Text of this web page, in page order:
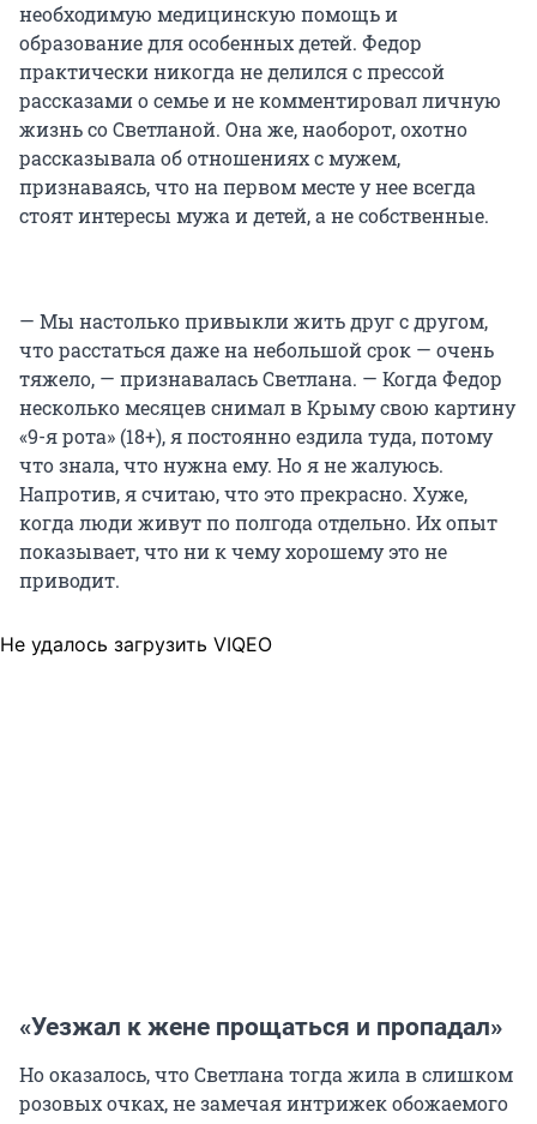
необходимую медицинскую помощь и
образование для особенных детей. Федор
практически никогда не делился с прессой
рассказами о семье и не комментировал личную
жизнь со Светланой. Она же, наоборот, охотно
рассказывала об отношениях с мужем,
признаваясь, что на первом месте у нее всегда
стоят интересы мужа и детей, а не собственные.
— Мы настолько привыкли жить друг с другом,
что расстаться даже на небольшой срок — очень
тяжело, — признавалась Светлана. — Когда Федор
несколько месяцев снимал в Крыму свою картину
«9-я рота» (18+), я постоянно ездила туда, потому
что знала, что нужна ему. Но я не жалуюсь.
Напротив, я считаю, что это прекрасно. Хуже,
когда люди живут по полгода отдельно. Их опыт
показывает, что ни к чему хорошему это не
приводит.
Не удалось загрузить VIQEO
«Уезжал к жене прощаться и пропадал»
Но оказалось, что Светлана тогда жила в слишком
розовых очках, не замечая интрижек обожаемого